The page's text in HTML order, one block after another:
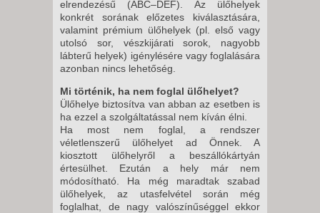
elrendezésű (ABC–DEF). Az ülőhelyek
konkrét sorának előzetes kiválasztására,
valamint prémium ülőhelyek (pl. első vagy
utolsó sor, vészkijárati sorok, nagyobb
lábterű helyek) igénylésére vagy foglalására
azonban nincs lehetőség.
Mi történik, ha nem foglal ülőhelyet?
Ülőhelye biztosítva van abban az esetben is
ha ezzel a szolgáltatással nem kíván élni.
Ha most nem foglal, a rendszer
véletlenszerű ülőhelyet ad Önnek. A
kiosztott ülőhelyről a beszállókártyán
értesülhet. Ezután a hely már nem
módosítható. Ha még maradtak szabad
ülőhelyek, az utasfelvétel során még
foglalhat, de nagy valószínűséggel ekkor